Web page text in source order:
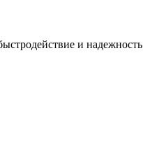
и надежность